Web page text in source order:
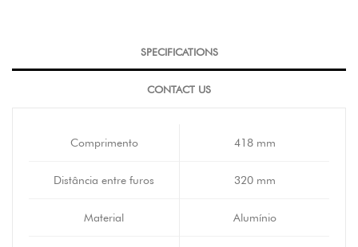
SPECIFICATIONS
CONTACT US
Comprimento 418 mm
Distância entre furos 320 mm
Material Alumínio